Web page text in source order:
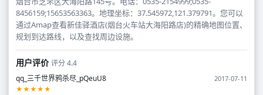
8456159;15653563363。地理坐标：37.545972,121.379791。您可以
通过Amap查看新佳驿酒店(烟台火车站大海阳路店)的精确地图位置、
规划到达路线，以及查找周边设施。
用户评价评分 4.4
qq_三千世界鸦杀尽_pQeuU8
2017-07-11
★★★★★